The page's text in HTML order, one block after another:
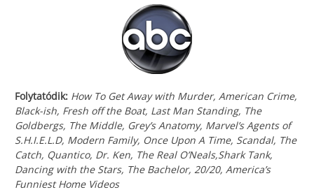
Folytatódik: How To Get Away with Murder, American Crime,
Black-ish, Fresh off the Boat, Last Man Standing, The
Goldbergs, The Middle, Grey’s Anatomy, Marvel’s Agents of
S.H.I.E.L.D, Modern Family, Once Upon A Time, Scandal, The
Catch, Quantico, Dr. Ken, The Real O’Neals,Shark Tank,
Dancing with the Stars, The Bachelor, 20/20, America’s
Funniest Home Videos